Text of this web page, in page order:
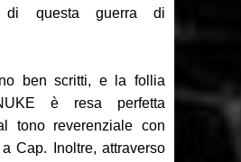
questa guerra di
ben scritti, e la follia
è resa perfetta
tono reverenziale con
Cap. Inoltre, attraverso